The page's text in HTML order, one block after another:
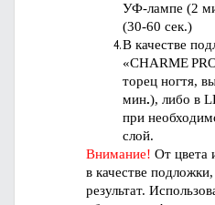
УФ-лампе (2
(30-60 сек.)
В качестве
«CHARME
торец ногтя,
мин.), либо в
при
слой.
Внимание! От цвета
в качестве
результат.